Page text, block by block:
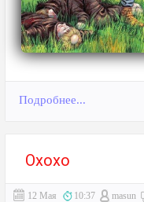
Подробнее...
Охохо⁠⁠
12 Мая 10:37 masun